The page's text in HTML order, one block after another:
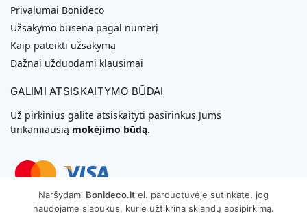
Privalumai Bonideco
Užsakymo būsena pagal numerį
Kaip pateikti užsakymą
Dažnai užduodami klausimai
GALIMI ATSISKAITYMO BŪDAI
Už pirkinius galite atsiskaityti pasirinkus Jums
tinkamiausią mokėjimo būdą.
Naršydami Bonideco.lt el. parduotuvėje sutinkate, jog
naudojame slapukus, kurie užtikrina sklandų apsipirkimą.